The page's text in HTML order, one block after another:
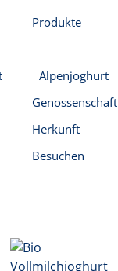
Produkte
Alpenjoghurt
Genossenschaft
Herkunft
Besuchen